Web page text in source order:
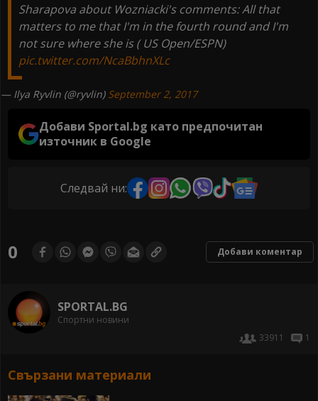
Sharapova about Wozniacki's comments: All that
matters to me that I'm in the fourth round and I'm
not sure where she is ( US Open/ESPN)
pic.twitter.com/NcaBbhnXLc
— Ilya Ryvlin (@ryvlin) September 2, 2017
Добави Sportal.bg като предпочитан
източник в Google
Следвай ни:
0 Добави коментар
SPORTAL.BG
Спортни новини
33911
1
Свързани материали